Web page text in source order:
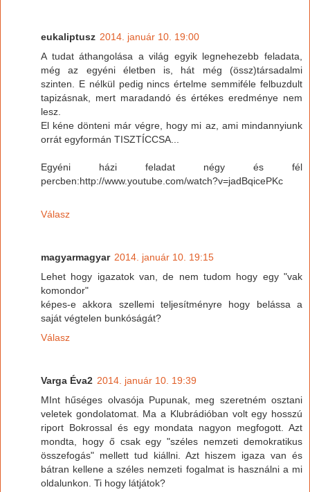
eukaliptusz 2014. január 10. 19:00
A tudat áthangolása a világ egyik legnehezebb feladata,
még az egyéni életben is, hát még (össz)társadalmi
szinten. E nélkül pedig nincs értelme semmiféle felbuzdult
tapizásnak, mert maradandó és értékes eredménye nem
lesz.
El kéne dönteni már végre, hogy mi az, ami mindannyiunk
orrát egyformán TISZTÍCCSA...
Egyéni házi feladat négy és fél
percben:http://www.youtube.com/watch?v=jadBqicePKc
Válasz
magyarmagyar 2014. január 10. 19:15
Lehet hogy igazatok van, de nem tudom hogy egy "vak
komondor"
képes-e akkora szellemi teljesítményre hogy belássa a
saját végtelen bunkóságát?
Válasz
Varga Éva2 2014. január 10. 19:39
MInt hűséges olvasója Pupunak, meg szeretném osztani
veletek gondolatomat. Ma a Klubrádióban volt egy hosszú
riport Bokrossal és egy mondata nagyon megfogott. Azt
mondta, hogy ő csak egy "széles nemzeti demokratikus
összefogás" mellett tud kiállni. Azt hiszem igaza van és
bátran kellene a széles nemzeti fogalmat is használni a mi
oldalunkon. Ti hogy látjátok?